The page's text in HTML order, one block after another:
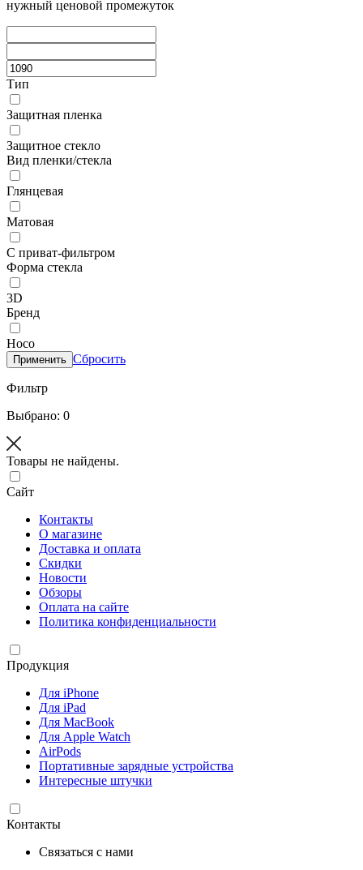
нужный ценовой промежуток
Тип
Защитная пленка
Защитное стекло
Вид пленки/стекла
Глянцевая
Матовая
С приват-фильтром
Форма стекла
3D
Бренд
Hoco
Применить Сбросить
Фильтр
Выбрано: 0
Товары не найдены.
Сайт
Контакты
О магазине
Доставка и оплата
Скидки
Новости
Обзоры
Оплата на сайте
Политика конфиденциальности
Продукция
Для iPhone
Для iPad
Для MacBook
Для Apple Watch
AirPods
Портативные зарядные устройства
Интересные штучки
Контакты
Связаться с нами